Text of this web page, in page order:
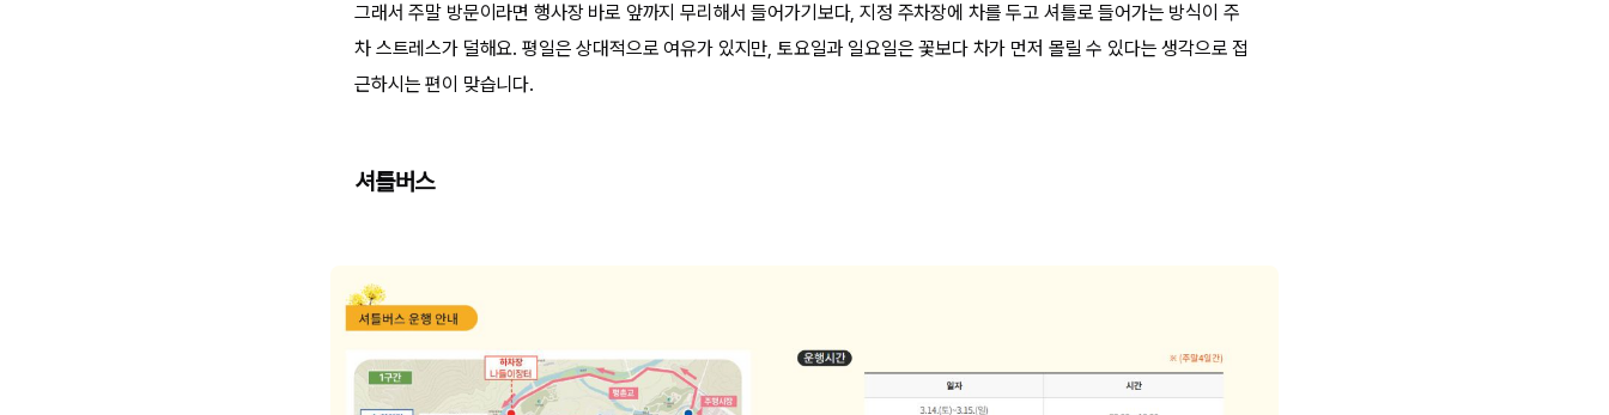
그래서 주말 방문이라면 행사장 바로 앞까지 무리해서 들어가기보다, 지정 주차장에 차를 두고 셔틀로 들어가는 방식이 주
차 스트레스가 덜해요. 평일은 상대적으로 여유가 있지만, 토요일과 일요일은 꽃보다 차가 먼저 몰릴 수 있다는 생각으로 접
근하시는 편이 맞습니다.
셔틀버스